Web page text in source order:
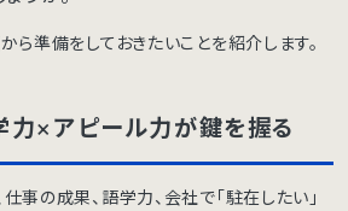
ら準備をしておきたいことを紹介します。
×アピール力が鍵を握る
事の成果、語学力、会社で「駐在したい」